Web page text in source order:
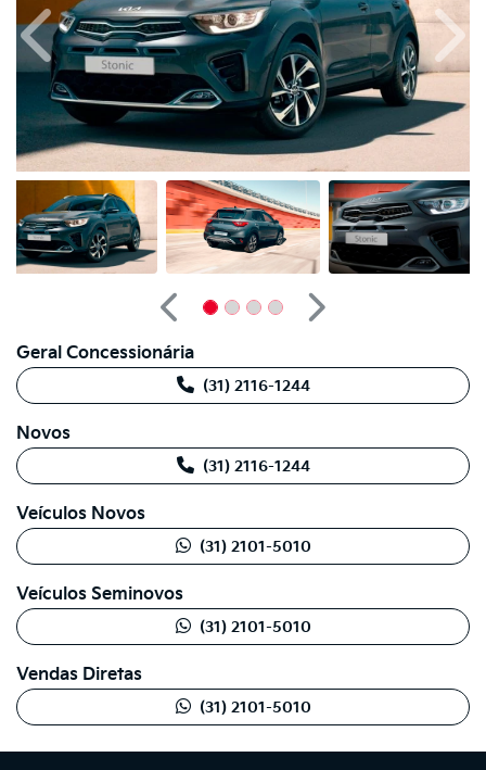
Anterior
Anterior
Próximo
Geral Concessionária
(31) 2116-1244
Novos
(31) 2116-1244
Veículos Novos
(31) 2101-5010
Veículos Seminovos
(31) 2101-5010
Vendas Diretas
(31) 2101-5010